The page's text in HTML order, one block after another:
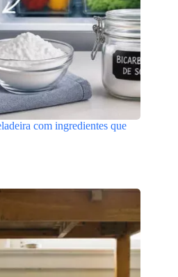
com ingredientes que